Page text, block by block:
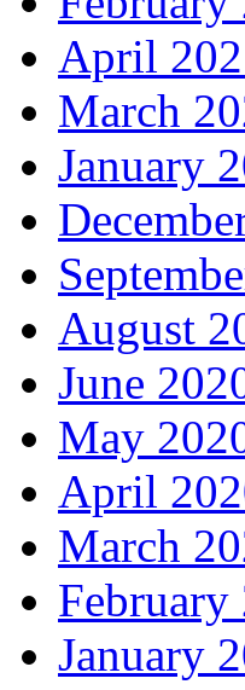
April
March
January
August
June
May
April
March
February
January